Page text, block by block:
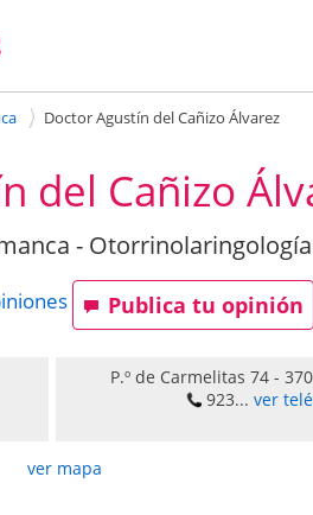
Doctor Agustín del Cañizo Álvarez
del Cañizo
- Otorrinolaringología
Publica tu opinión
P.º de Carmelitas 74-
923... ver
ver mapa